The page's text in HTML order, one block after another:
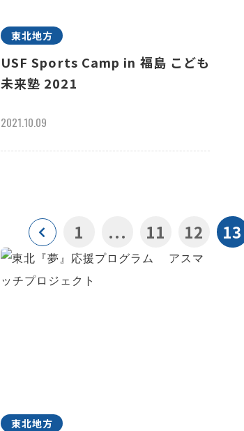
東北地方
USF Sports Camp in 福島 こども
未来塾 2021
2021.10.09
1 ... 11 12 13
東北地方